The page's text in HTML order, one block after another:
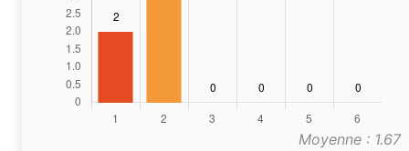
Moyenne : 1.67